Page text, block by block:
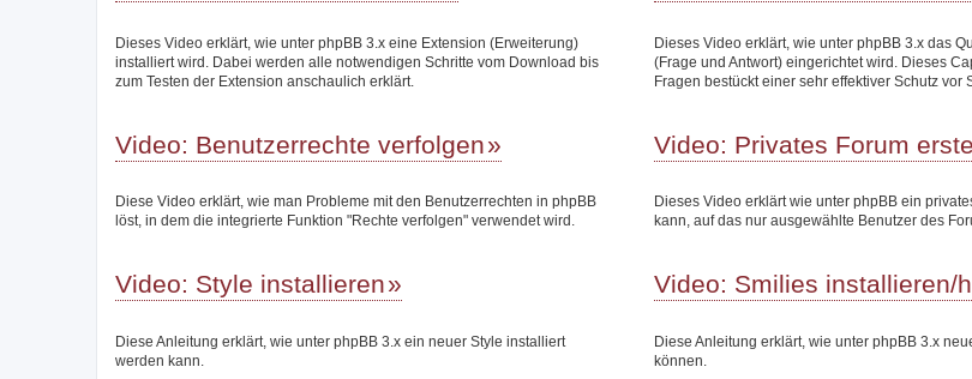
Dieses Video erklärt, wie unter phpBB 3.x eine Extension (Erweiterung)
installiert wird. Dabei werden alle notwendigen Schritte vom Download bis
zum Testen der Extension anschaulich erklärt.
Dieses Video erklärt, wie unter phpBB 3.x das
(Frage und Antwort) eingerichtet wird. Dieses
Fragen bestückt einer sehr effektiver Schutz vor
Video: Benutzerrechte verfolgen
Diese Video erklärt, wie man Probleme mit den Benutzerrechten in phpBB
löst, in dem die integrierte Funktion "Rechte verfolgen" verwendet wird.
Video: Privates Forum
Dieses Video erklärt wie unter phpBB ein
kann, auf das nur ausgewählte Benutzer des
Video: Style installieren
Diese Anleitung erklärt, wie unter phpBB 3.x ein neuer Style installiert
werden kann.
Video: Smilies installieren/
Diese Anleitung erklärt, wie unter phpBB 3.x
können.